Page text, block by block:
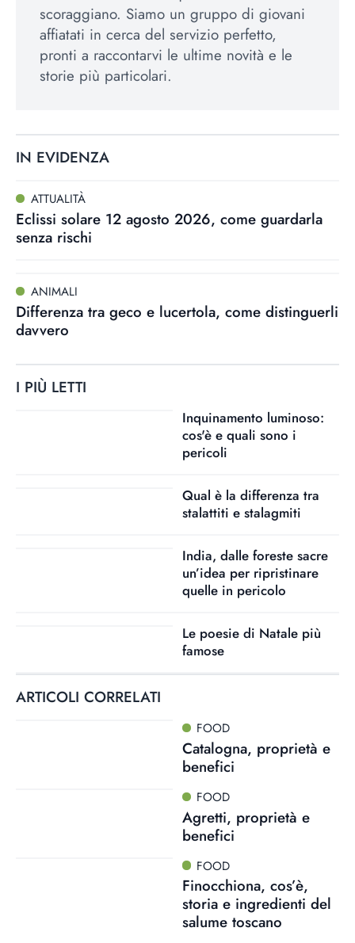
scoraggiano. Siamo un gruppo di giovani
affiatati in cerca del servizio perfetto,
pronti a raccontarvi le ultime novità e le
storie più particolari.
IN EVIDENZA
ATTUALITÀ
Eclissi solare 12 agosto 2026, come guardarla
senza rischi
ANIMALI
Differenza tra geco e lucertola, come distinguerli
davvero
I PIÙ LETTI
Inquinamento luminoso:
cos'è e quali sono i
pericoli
Qual è la differenza tra
stalattiti e stalagmiti
India, dalle foreste sacre
un’idea per ripristinare
quelle in pericolo
Le poesie di Natale più
famose
ARTICOLI CORRELATI
FOOD
Catalogna, proprietà e
benefici
FOOD
Agretti, proprietà e
benefici
FOOD
Finocchiona, cos’è,
storia e ingredienti del
salume toscano